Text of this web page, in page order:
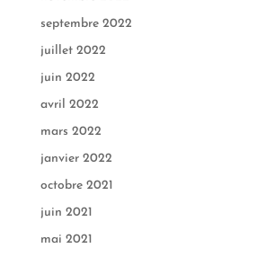
septembre 2022
juillet 2022
juin 2022
avril 2022
mars 2022
janvier 2022
octobre 2021
juin 2021
mai 2021